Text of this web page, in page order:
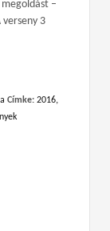
–
3
Címke: 2016,